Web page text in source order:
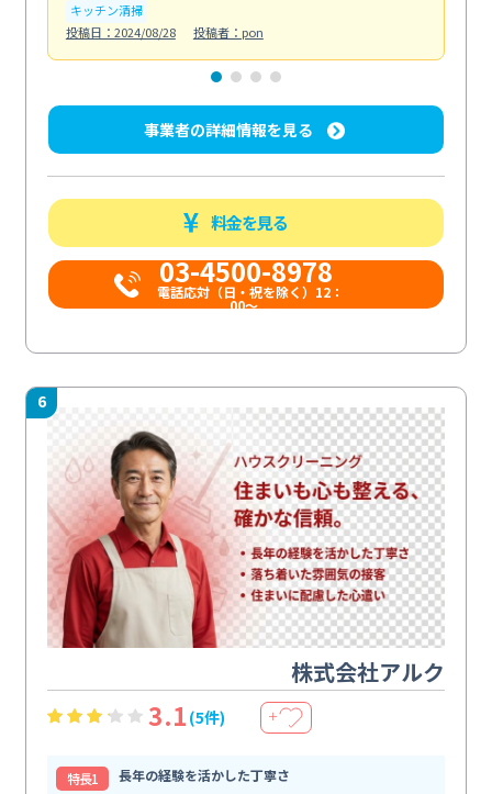
キッチン清掃
投稿日：2024/08/28
投稿者：pon
事業者の詳細情報を見る
料金を見る
03-4500-8978
電話応対（日・祝を除く）12：
00～...
6
株式会社アルク
3.1 (5件) ＋
特⻑1
長年の経験を活かした丁寧さ